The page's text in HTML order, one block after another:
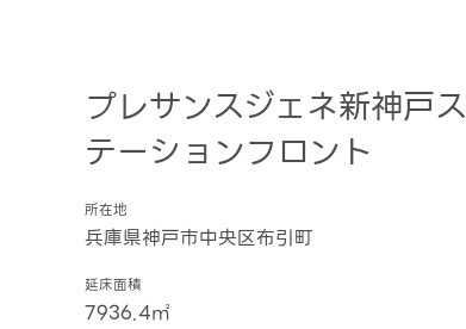
プレサンスジェネ新神戸ス
テーションフロント
所在地
兵庫県神戸市中央区布引町
延床面積
7936.4㎡